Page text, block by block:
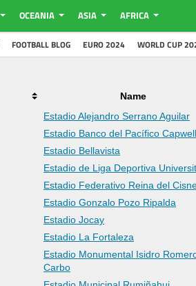
OCEANIA ASIA AFRICA
FOOTBALL BLOG EURO 2024 WORLD CUP
Name
Estadio Alejandro Serrano Aguilar
Estadio Banco del Pacífico Capwell
Estadio Bellavista
Estadio de Liga Deportiva
Estadio Federativo Reina del
Estadio Gonzalo Pozo Ripalda
Estadio Jocay
Estadio La Fortaleza
Estadio Monumental Isidro
Carbo